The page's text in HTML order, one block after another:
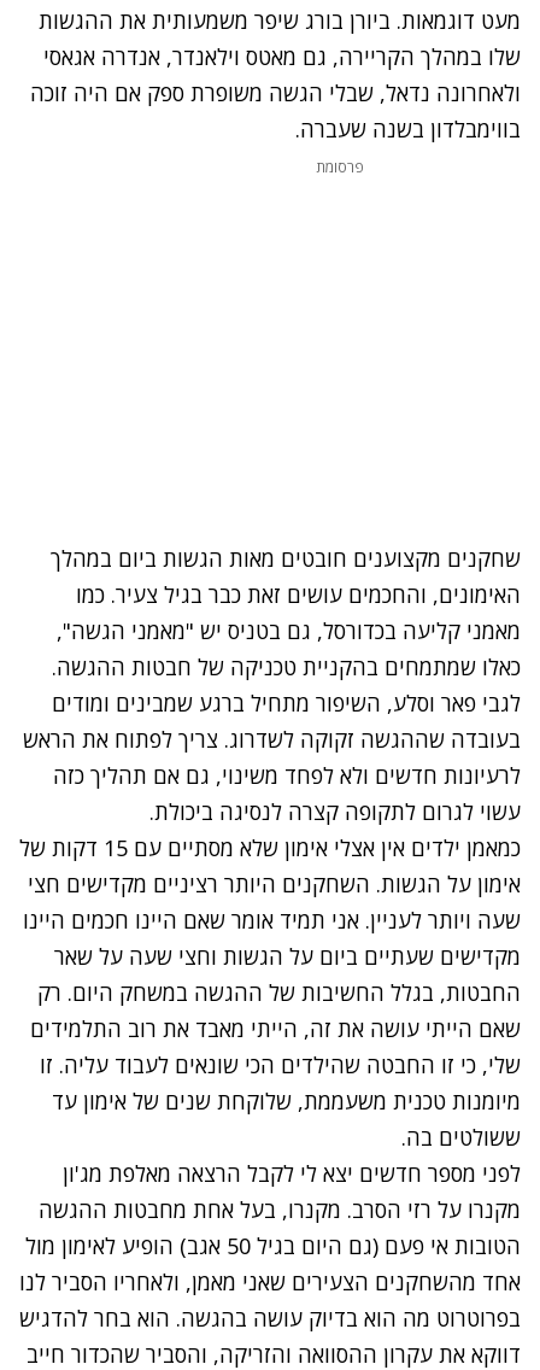
מעט דוגמאות. ביורן בורג שיפר משמעותית את ההגשות
שלו במהלך הקריירה, גם מאטס וילאנדר, אנדרה אגאסי
ולאחרונה נדאל, שבלי הגשה משופרת ספק אם היה זוכה
בווימבלדון בשנה שעברה.
פרסומת
שחקנים מקצוענים חובטים מאות הגשות ביום במהלך
האימונים, והחכמים עושים זאת כבר בגיל צעיר. כמו
מאמני קליעה בכדורסל, גם בטניס יש "מאמני הגשה",
כאלו שמתמחים בהקניית טכניקה של חבטות ההגשה.
לגבי פאר וסלע, השיפור מתחיל ברגע שמבינים ומודים
בעובדה שההגשה זקוקה לשדרוג. צריך לפתוח את הראש
לרעיונות חדשים ולא לפחד משינוי, גם אם תהליך כזה
עשוי לגרום לתקופה קצרה לנסיגה ביכולת.
כמאמן ילדים אין אצלי אימון שלא מסתיים עם 15 דקות של
אימון על הגשות. השחקנים היותר רציניים מקדישים חצי
שעה ויותר לעניין. אני תמיד אומר שאם היינו חכמים היינו
מקדישים שעתיים ביום על הגשות וחצי שעה על שאר
החבטות, בגלל החשיבות של ההגשה במשחק היום. רק
שאם הייתי עושה את זה, הייתי מאבד את רוב התלמידים
שלי, כי זו החבטה שהילדים הכי שונאים לעבוד עליה. זו
מיומנות טכנית משעממת, שלוקחת שנים של אימון עד
ששולטים בה.
לפני מספר חדשים יצא לי לקבל הרצאה מאלפת מג'ון
מקנרו על רזי הסרב. מקנרו, בעל אחת מחבטות ההגשה
הטובות אי פעם (גם היום בגיל 50 אגב) הופיע לאימון מול
אחד מהשחקנים הצעירים שאני מאמן, ולאחריו הסביר לנו
בפרוטרוט מה הוא בדיוק עושה בהגשה. הוא בחר להדגיש
דווקא את עקרון ההסוואה והזריקה, והסביר שהכדור חייב